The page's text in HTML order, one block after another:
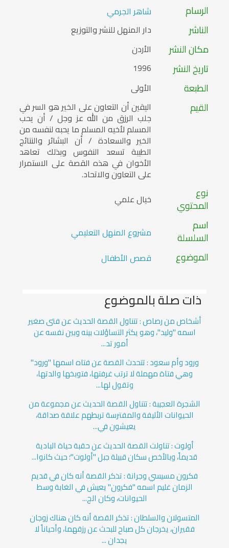
الرسام شاهر الجرمي
الناشر دار المنهل للنشر والتوزيع
مكان النشر الأردن
تاريخ النشر 1996
الطبعة الأولى
القيم اليقين أن التعاون على الخير هو السر في
جلب الرزق من الله عز وجل / أن يحب
المسلم لأخيه المسلم ما يحبه لنفسه من
الخير والسعادة / أن البشائر والنتائج
الطيبة تسعد النفوس وبذلك تعاهد
الأخوان في هذه القصة على الاستمرار
على التعاون والاتحاد.
نوع
المحتوي خيال علمي
اسم
السلسلة مشروع المنهل التعليمي
الموضوع قصص الأطفال
ذات صلة بالموضوع
أشخاص من رصاص : تتناول القصة الحديث عن فتى صغير
اسمه "وليد"، وهو يكثر التساؤلات بينه وبين نفسه عن
أمور تد...
ورود وأم سعود : تتحدث القصة عن فتاه اسمها "ورود"
وهي فتاة مهملة لا ترتب غرفتها، فتوبخها والدتها،
وتقول لها...
الشجرة العجيبة : تتناول القصة الحديث عن مجموعة من
الحيوانات الأليفة والمفترسة تربطهم علاقة صداقة،
يعيشون في...
أولوت : تناولت القصة الحديث عن حقبة حياة البادية
قديماً، وبالأخص سكان قبيلة جبل "أولوت"؛ حيث كانوا...
فكرون مسيسي وجرانة : تذكر القصة أنه كان في قديم
الزمان غليم اسمه "فكرون" يعيش في الغابة وسط
الحيوانات، وكان الج...
المتسولان والسلطان : تذكر القصة أنه كان هناك زوجان
فقيران، يخرجان كل صباح للبحث عن رزقهما، وأحياناً لا
يجدان ...